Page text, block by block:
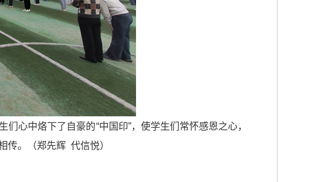
心中烙下了自豪的“中国印”，使学生们常怀感恩之心，
传。（郑先辉 代信悦）